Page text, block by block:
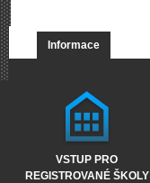
Informace
VSTUP PRO
REGISTROVANÉ ŠKOLY